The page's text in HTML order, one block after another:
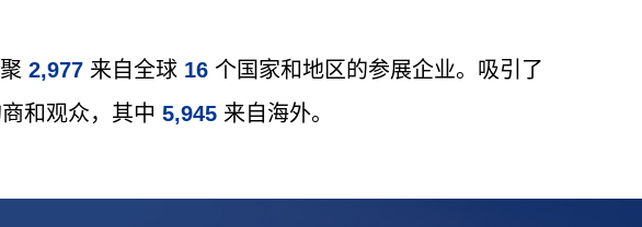
2,977 来自全球 16 个国家和地区的参展企业。吸引了
和观众，其中 5,945 来自海外。